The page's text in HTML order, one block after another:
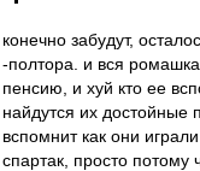
конечно забудут,
-полтора. и вся
пенсию, и хуй кто ее
найдутся их достойные
вспомнит как они
спартак, просто потому